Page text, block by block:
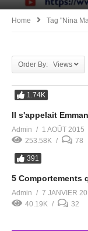
Home Tag "nina
Order By: Views
1.74K
Il s'appelait
Admin
1 AOÛT 2015
253.58K
78
391
5 Comportements
Admin
7 JANVIER
40.19K
32